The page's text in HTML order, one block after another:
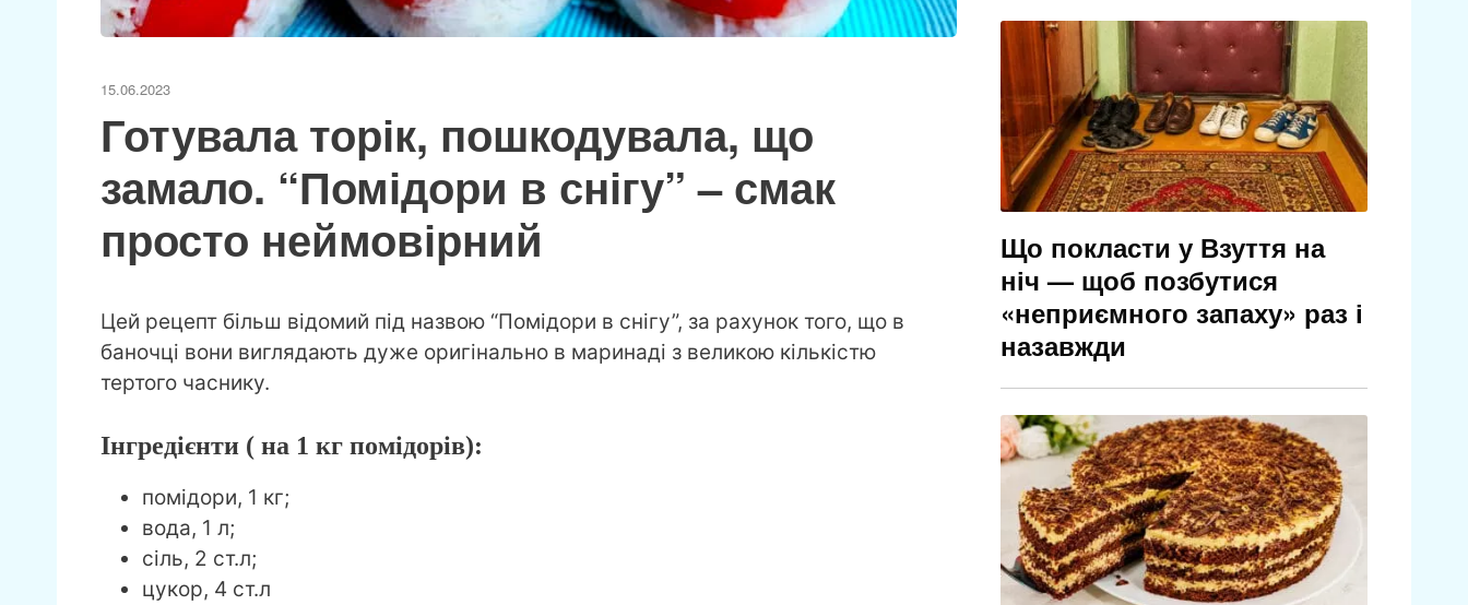
15.06.2023
Готувала торік, пошкодувала, що
замало. “Помідори в снігу” – смак
просто неймовірний
Цей рецепт більш відомий під назвою “Помідори в снігу”, за рахунок того, що в
баночці вони виглядають дуже оригінально в маринаді з великою кількістю
тертого часнику.
Інгредієнти ( на 1 кг помідорів):
помідори, 1 кг;
вода, 1 л;
сіль, 2 ст.л;
цукор, 4 ст.л
Що покласти у Взуття на
ніч — щоб позбутися
«неприємного запаху» раз і
назавжди